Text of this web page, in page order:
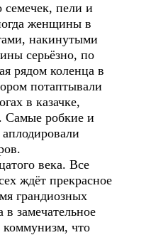
семечек, пели и
женщины в
накинутыми
серьёзно, по
рядом коленца в
потаптывали
в казачке,
Самые робкие и
века. Все
ждёт прекрасное
грандиозных
в замечательное
что